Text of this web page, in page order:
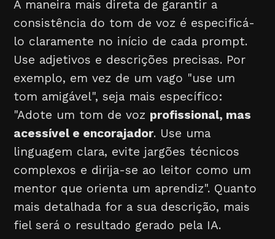
A maneira mais direta de garantir a
consistência do tom de voz é especificá-
lo claramente no início de cada prompt.
Use adjetivos e descrições precisas. Por
exemplo, em vez de um vago "use um
tom amigável", seja mais específico:
"Adote um tom de voz profissional, mas
acessível e encorajador. Use uma
linguagem clara, evite jargões técnicos
complexos e dirija-se ao leitor como um
mentor que orienta um aprendiz". Quanto
mais detalhada for a sua descrição, mais
fiel será o resultado gerado pela IA.